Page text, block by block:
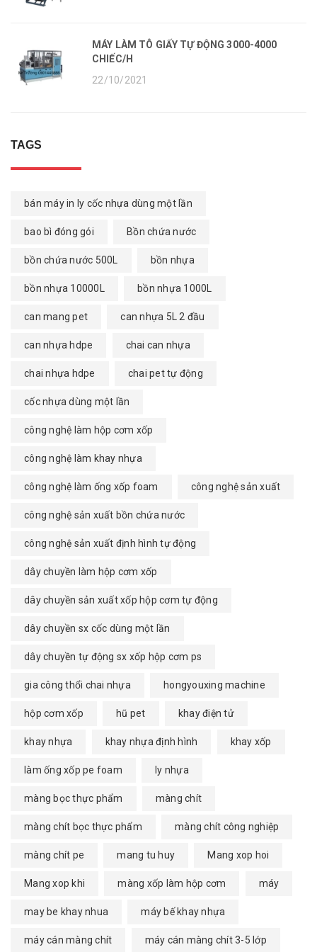
MÁY LÀM TÔ GIẤY TỰ ĐỘNG 3000-4000
CHIẾC/H
22/10/2021
TAGS
bán máy in ly cốc nhựa dùng một lần
bao bì đóng gói Bồn chứa nước
bồn chứa nước 500L bồn nhựa
bồn nhựa 10000L bồn nhựa 1000L
can mang pet can nhựa 5L 2 đầu
can nhựa hdpe chai can nhựa
chai nhựa hdpe chai pet tự động
cốc nhựa dùng một lần
công nghệ làm hộp cơm xốp
công nghệ làm khay nhựa
công nghệ làm ống xốp foam công nghệ sản xuất
công nghệ sản xuất bồn chứa nước
công nghệ sản xuất định hình tự động
dây chuyền làm hộp cơm xốp
dây chuyền sản xuất xốp hộp cơm tự động
dây chuyền sx cốc dùng một lần
dây chuyền tự động sx xốp hộp cơm ps
gia công thổi chai nhựa hongyouxing machine
hộp cơm xốp hũ pet khay điện tử
khay nhựa khay nhựa định hình khay xốp
làm ống xốp pe foam ly nhựa
màng bọc thực phẩm màng chít
màng chít bọc thực phẩm màng chít công nghiệp
màng chít pe mang tu huy Mang xop hoi
Mang xop khi màng xốp làm hộp cơm máy
may be khay nhua máy bế khay nhựa
máy cán màng chít máy cán màng chít 3-5 lớp